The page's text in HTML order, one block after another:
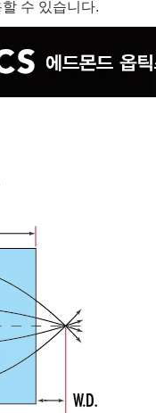
수 있습니다.